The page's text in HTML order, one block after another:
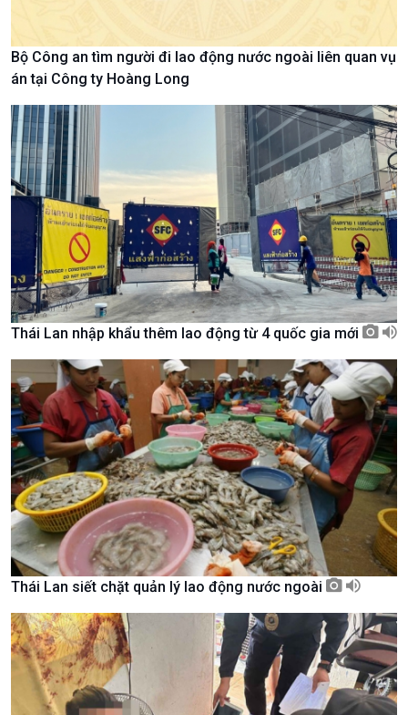
Chính trị
Tin Chính trị
Quốc hội với cử tri
Xây dựng đảng
Đảng trong cuộc sống
Nhận diện sự thật
Pháp luật và đời sống
Thế giới
Hồ sơ sự kiện quốc tế
Thế giới & Việt Nam
Biên cương - Một dải vững
Kinh tế
Tin Kinh tế
Trước giờ mở cửa
Dòng chảy Kinh tế
Sức sống hàng Việt
Khởi nghiệp
Tuyên chiến với gian lận
thương mại
Nông nghiệp & Biển đảo
Tin Nông nghiệp & Biển
đảo
Mùa vàng
Biển đảo Việt Nam
Tâm tình biên giới và hải
đảo
Tìm hiểu biển, đảo Việt
Nam
Bộ Công an tìm người đi lao động nước ngoài liên quan vụ
án tại Công ty Hoàng Long
Thái Lan nhập khẩu thêm lao động từ 4 quốc gia mới
Thái Lan siết chặt quản lý lao động nước ngoài